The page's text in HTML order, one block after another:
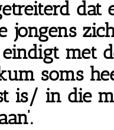
dat
jongens
met
soms
is/ in die